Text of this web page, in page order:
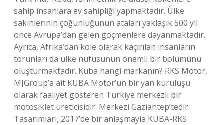
sahip insanlara ev sahipliği yapmaktadır. Ülke
sakinlerinin çoğunluğunun ataları yaklaşık 500 yıl
önce Avrupa’dan gelen göçmenlere dayanmaktadır.
Ayrıca, Afrika’dan köle olarak kaçırılan insanların
torunları da ülke nüfusunun önemli bir bölümünü
oluşturmaktadır. Kuba hangi markanın? RKS Motor,
MJGroup’a ait KUBA Motor’un bir yan kuruluşu
olarak faaliyet gösteren Türkiye merkezli bir
motosiklet üreticisidir. Merkezi Gaziantep’tedir.
Tasarımları, 2017’de bir anlaşmayla KUBA-RKS